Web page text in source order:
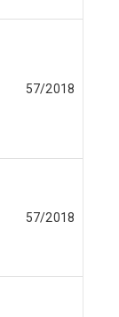
57/2018
57/2018